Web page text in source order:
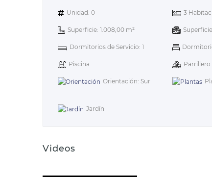
Unidad: 0 3
Superficie: 1.008,00 m²
Dormitorios de Servicio: 1
Piscina Parrillero
Orientación: Sur
Jardín
Videos